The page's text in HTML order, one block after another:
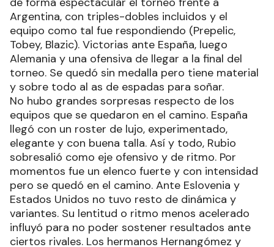
Argentina, con triples-dobles incluidos y el
equipo como tal fue respondiendo (Prepelic,
Tobey, Blazic). Victorias ante España, luego
Alemania y una ofensiva de llegar a la final del
torneo. Se quedó sin medalla pero tiene material
y sobre todo al as de espadas para soñar.
No hubo grandes sorpresas respecto de los
equipos que se quedaron en el camino. España
llegó con un roster de lujo, experimentado,
elegante y con buena talla. Así y todo, Rubio
sobresalió como eje ofensivo y de ritmo. Por
momentos fue un elenco fuerte y con intensidad
pero se quedó en el camino. Ante Eslovenia y
Estados Unidos no tuvo resto de dinámica y
variantes. Su lentitud o ritmo menos acelerado
influyó para no poder sostener resultados ante
ciertos rivales. Los hermanos Hernangómez y